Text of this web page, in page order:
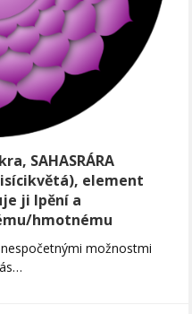
SAHASRÁRA
element
ji lpění a
hmotnému
možnostmi